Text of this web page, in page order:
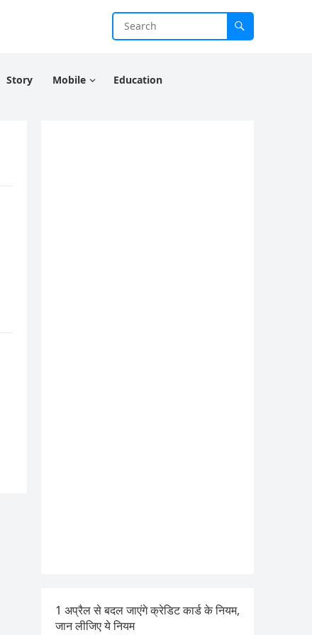
Story Mobile Education
1 अप्रैल से बदल जाएंगे क्रेडिट कार्ड के नियम,
जान लीजिए ये नियम